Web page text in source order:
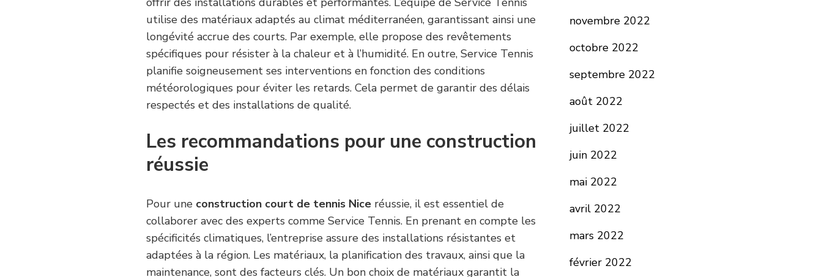
utilise des matériaux adaptés au climat méditerranéen, garantissant ainsi une
longévité accrue des courts. Par exemple, elle propose des revêtements
spécifiques pour résister à la chaleur et à l’humidité. En outre, Service Tennis
planifie soigneusement ses interventions en fonction des conditions
météorologiques pour éviter les retards. Cela permet de garantir des délais
respectés et des installations de qualité.
Les recommandations pour une construction
réussie
Pour une construction court de tennis Nice réussie, il est essentiel de
collaborer avec des experts comme Service Tennis. En prenant en compte les
spécificités climatiques, l’entreprise assure des installations résistantes et
adaptées à la région. Les matériaux, la planification des travaux, ainsi que la
maintenance, sont des facteurs clés. Un bon choix de matériaux garantit la
novembre 2022
octobre 2022
septembre 2022
août 2022
juillet 2022
juin 2022
mai 2022
avril 2022
mars 2022
février 2022